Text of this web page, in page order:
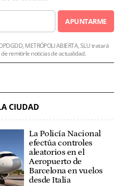
APUNTARME
METRÓPOLI ABIERTA, SLU tratará
remitirle noticias de actualidad.
CIUDAD
La Policía Nacional
efectúa controles
aleatorios en el
Aeropuerto de
Barcelona en vuelos
desde Italia